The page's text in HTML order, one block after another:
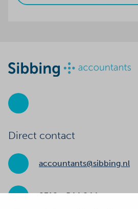
Direct contact
accountants@sibbing.nl
0318 - 544 044